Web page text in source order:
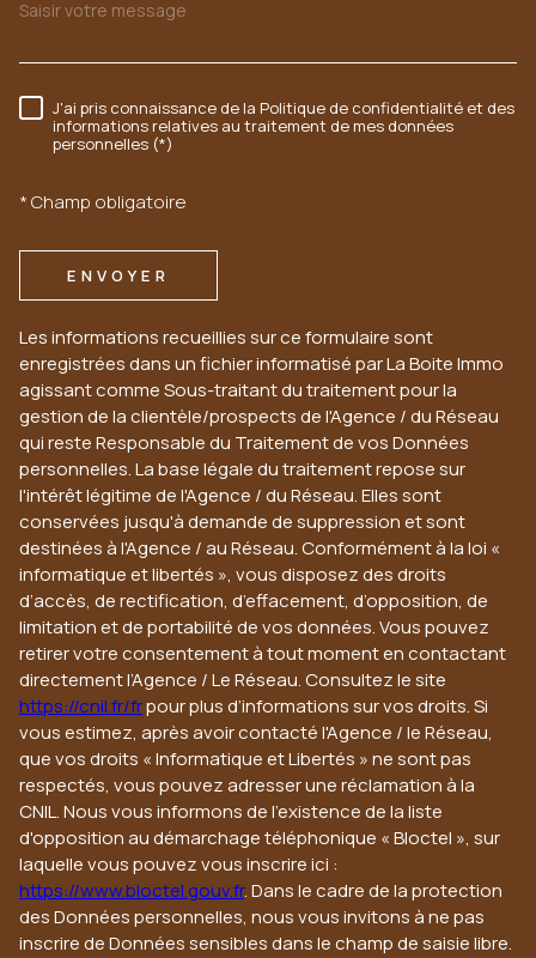
RÈGLEMENTATION
J'ai pris connaissance de la Politique de confidentialité et des
informations relatives au traitement de mes données
personnelles (*)
* Champ obligatoire
ENVOYER
Les informations recueillies sur ce formulaire sont
enregistrées dans un fichier informatisé par La Boite Immo
agissant comme Sous-traitant du traitement pour la
gestion de la clientèle/prospects de l'Agence / du Réseau
qui reste Responsable du Traitement de vos Données
personnelles. La base légale du traitement repose sur
l'intérêt légitime de l'Agence / du Réseau. Elles sont
conservées jusqu'à demande de suppression et sont
destinées à l'Agence / au Réseau. Conformément à la loi «
informatique et libertés », vous disposez des droits
d’accès, de rectification, d’effacement, d’opposition, de
limitation et de portabilité de vos données. Vous pouvez
retirer votre consentement à tout moment en contactant
directement l’Agence / Le Réseau. Consultez le site
https://cnil.fr/frpour plus d’informations sur vos droits. Si
vous estimez, après avoir contacté l'Agence / le Réseau,
que vos droits « Informatique et Libertés » ne sont pas
respectés, vous pouvez adresser une réclamation à la
CNIL. Nous vous informons de l’existence de la liste
d'opposition au démarchage téléphonique « Bloctel », sur
laquelle vous pouvez vous inscrire ici :
https://www.bloctel.gouv.fr. Dans le cadre de la protection
des Données personnelles, nous vous invitons à ne pas
inscrire de Données sensibles dans le champ de saisie libre.